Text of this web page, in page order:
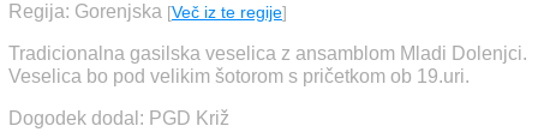
Regija: Gorenjska [Več iz te regije]
Tradicionalna gasilska veselica z ansamblom Mladi Dolenjci.
Veselica bo pod velikim šotorom s pričetkom ob 19.uri.
Dogodek dodal: PGD Križ